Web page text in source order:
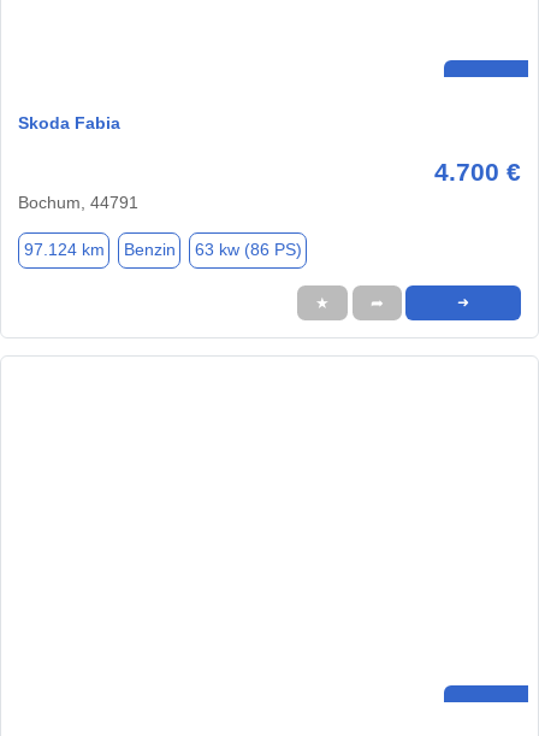
Skoda Fabia
4.700 €
Bochum, 44791
97.124 km Benzin 63 kw (86 PS)
★ ➦ ➜